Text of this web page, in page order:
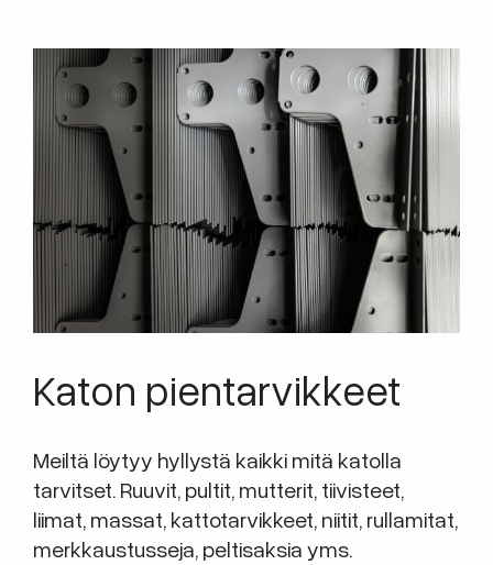
Katon pientarvikkeet
Meiltä löytyy hyllystä kaikki mitä katolla
tarvitset. Ruuvit, pultit, mutterit, tiivisteet,
liimat, massat, kattotarvikkeet, niitit, rullamitat,
merkkaustusseja, peltisaksia yms.